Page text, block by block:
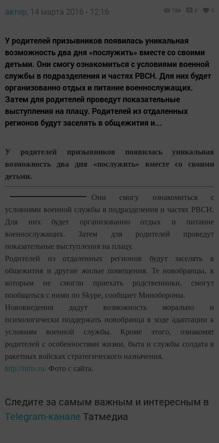
автор, 14 марта 2016 - 12:16 789 0 0
У родителей призывников появилась уникальная
возможность два дня «послужить» вместе со своими
детьми. Они смогу ознакомиться с условиями военной
службы в подразделения и частях РВСН. Для них будет
организованно отдых и питание военнослужащих.
Затем для родителей проведут показательные
выступления на плацу. Родителей из отдаленных
регионов будут заселять в общежития и...
У родителей призывников появилась уникальная
возможность два дня «послужить» вместе со своими
детьми.
Они смогу ознакомиться с
условиями военной службы в подразделения и частях РВСН.
Для них будет организованно отдых и питание
военнослужащих. Затем для родителей проведут
показательные выступления на плацу.
Родителей из отдаленных регионов будут заселять в
общежития и другие жилые помещения. Те новобранцы, к
которым не смогли приехать родственники, смогут
пообщаться с ними по Skype, сообщает Минобороны.
Нововведения дадут возможность морально и
психологически поддержать новобранца в ходе адаптации к
условиям военной службы. Кроме этого, ознакомят
родителей с особенностями жизни, быта и службы солдата в
ракетных войсках стратегического назначения.
http://ntrtv.ru/ Фото с сайта.
Следите за самым важным и интересным в
Telegram-канале Татмедиа